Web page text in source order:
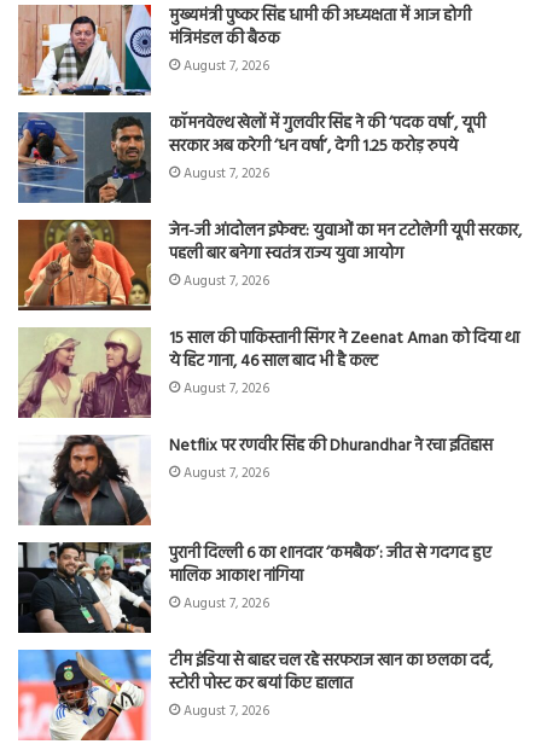
मुख्यमंत्री पुष्कर सिंह धामी की अध्यक्षता में आज होगी
मंत्रिमंडल की बैठक
August 7, 2026
कॉमनवेल्थ खेलों में गुलवीर सिंह ने की ‘पदक वर्षा’, यूपी
सरकार अब करेगी ‘धन वर्षा’, देगी 1.25 करोड़ रुपये
August 7, 2026
जेन-जी आंदोलन इफेक्ट: युवाओं का मन टटोलेगी यूपी सरकार,
पहली बार बनेगा स्वतंत्र राज्य युवा आयोग
August 7, 2026
15 साल की पाकिस्तानी सिंगर ने Zeenat Aman को दिया था
ये हिट गाना, 46 साल बाद भी है कल्ट
August 7, 2026
Netflix पर रणवीर सिंह की Dhurandhar ने रचा इतिहास
August 7, 2026
पुरानी दिल्ली 6 का शानदार ‘कमबैक’: जीत से गदगद हुए
मालिक आकाश नांगिया
August 7, 2026
टीम इंडिया से बाहर चल रहे सरफराज खान का छलका दर्द,
स्टोरी पोस्ट कर बयां किए हालात
August 7, 2026